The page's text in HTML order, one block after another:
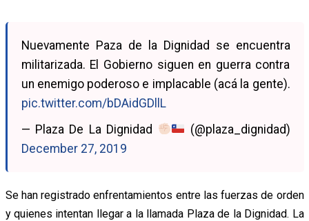
Nuevamente Paza de la Dignidad se encuentra
militarizada. El Gobierno siguen en guerra contra
un enemigo poderoso e implacable (acá la gente).
pic.twitter.com/bDAidGDllL
— Plaza De La Dignidad
(@plaza_dignidad)
December 27, 2019
Se han registrado enfrentamientos entre las fuerzas de orden
y quienes intentan llegar a la llamada Plaza de la Dignidad. La